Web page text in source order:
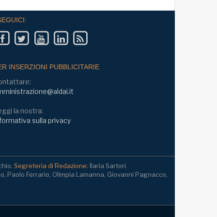
INSERZIONI PUBBLICITARIE
la nostra:
sulla privacy
Segreteria di Redazione: Ilaria Sartori.
Paolo Ferrario, Olimpia Lamanna, Giovanni Pagnacco,